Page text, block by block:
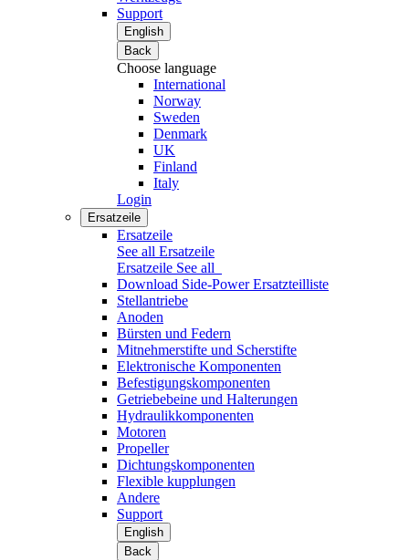
Support
English
Back
Choose language
International
Norway
Sweden
Denmark
UK
Finland
Italy
Login
Ersatzeile
Ersatzeile
See all Ersatzeile
Ersatzeile See all
Download Side-Power Ersatzteilliste
Stellantriebe
Anoden
Bürsten und Federn
Mitnehmerstifte und Scherstifte
Elektronische Komponenten
Befestigungskomponenten
Getriebebeine und Halterungen
Hydraulikkomponenten
Motoren
Propeller
Dichtungskomponenten
Flexible kupplungen
Andere
Support
English
Back